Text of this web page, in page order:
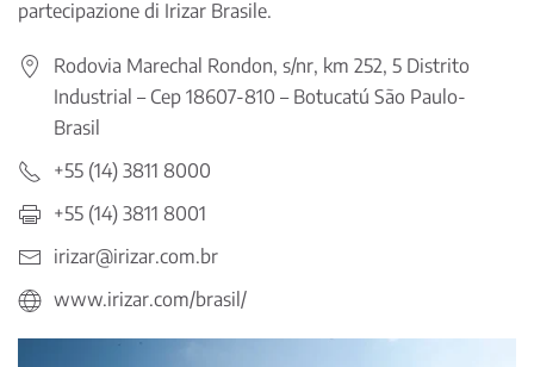
partecipazione di Irizar Brasile.
Rodovia Marechal Rondon, s/nr, km 252, 5 Distrito
Industrial – Cep 18607-810 – Botucatú São Paulo-
Brasil
+55 (14) 3811 8000
+55 (14) 3811 8001
irizar@irizar.com.br
www.irizar.com/brasil/